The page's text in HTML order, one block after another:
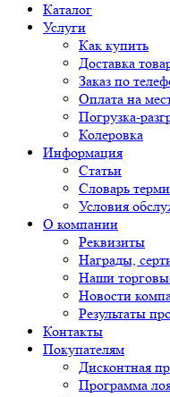
Каталог
Услуги
Как купить
Доставка
Заказ по
Оплата на
Погрузка-
Колеровка
Информация
Статьи
Словарь
Условия
О компании
Реквизиты
Награды,
Наши
Новости
Результаты
Контакты
Покупателям
Дисконтная
Программа